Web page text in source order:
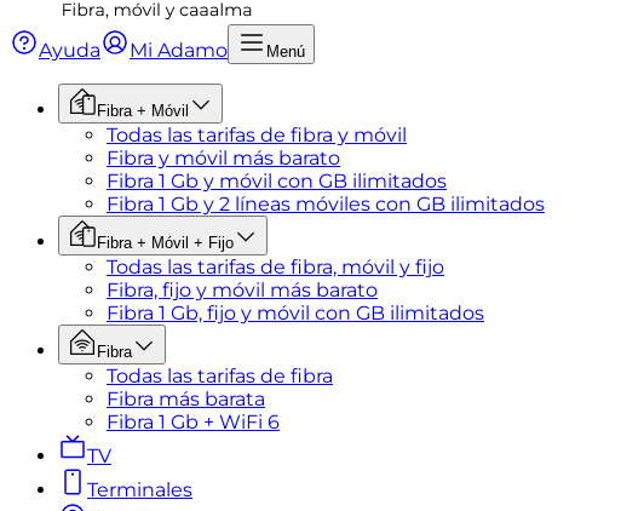
Ayuda Mi Adamo Menú
Fibra + Móvil
Todas las tarifas de fibra y móvil
Fibra y móvil más barato
Fibra 1 Gb y móvil con GB ilimitados
Fibra 1 Gb y 2 líneas móviles con GB ilimitados
Fibra + Móvil + Fijo
Todas las tarifas de fibra, móvil y fijo
Fibra, fijo y móvil más barato
Fibra 1 Gb, fijo y móvil con GB ilimitados
Fibra
Todas las tarifas de fibra
Fibra más barata
Fibra 1 Gb + WiFi 6
TV
Terminales